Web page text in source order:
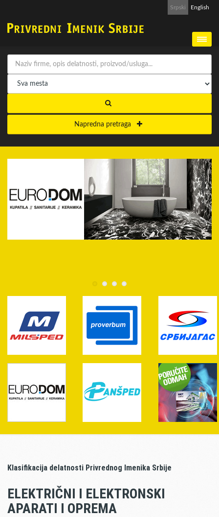
Srpski English
Napredna pretraga
Klasifikacija delatnosti Privrednog Imenika Srbije
ELEKTRIČNI I ELEKTRONSKI
APARATI I OPREMA